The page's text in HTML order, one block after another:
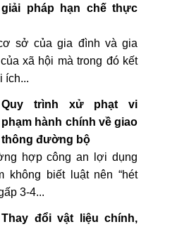
giải pháp hạn chế thực
sở của gia đình và gia
xã hội mà trong đó kết
ích...
Quy trình xử phạt vi
phạm hành chính về giao
thông đường bộ
hợp công an lợi dụng
không biết luật nên “hét
3-4...
Thay đổi vật liệu chính,